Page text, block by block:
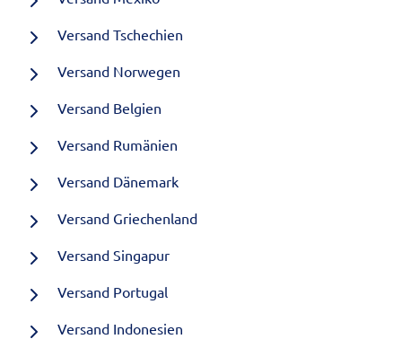
Versand Tschechien
Versand Norwegen
Versand Belgien
Versand Rumänien
Versand Dänemark
Versand Griechenland
Versand Singapur
Versand Portugal
Versand Indonesien